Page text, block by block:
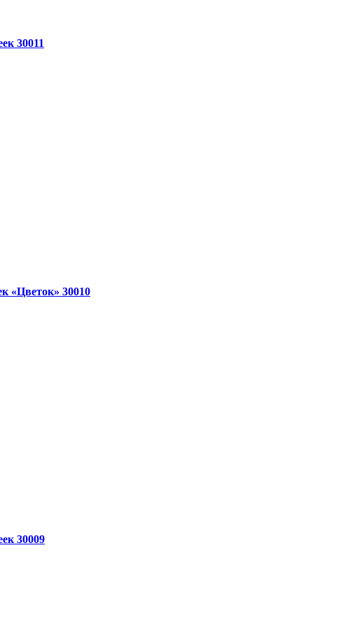
30011
«Цветок» 30010
30009